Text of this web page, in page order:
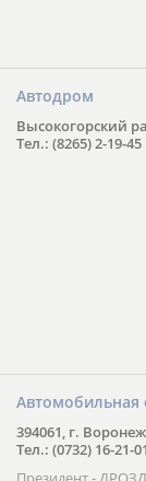
Автодром
Высокогорский
Тел.: (8265) 2-19-45
Автомобильная
394061, г.
Тел.: (0732) 16-21-01